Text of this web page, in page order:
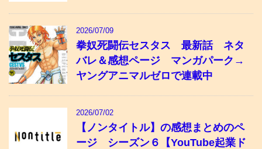
2026/07/09
拳奴死闘伝セスタス 最新話 ネタ
バレ＆感想ページ マンガパーク→
ヤングアニマルゼロで連載中
2026/07/02
【ノンタイトル】の感想まとめのペ
ージ シーズン６【YouTube起業ド